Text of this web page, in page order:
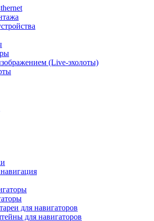
(Live-эхолоты)
для навигаторов
для навигаторов